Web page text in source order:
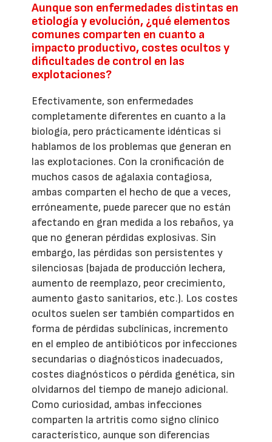
Aunque son enfermedades distintas en
etiología y evolución, ¿qué elementos
comunes comparten en cuanto a
impacto productivo, costes ocultos y
dificultades de control en las
explotaciones?
Efectivamente, son enfermedades
completamente diferentes en cuanto a la
biología, pero prácticamente idénticas si
hablamos de los problemas que generan en
las explotaciones. Con la cronificación de
muchos casos de agalaxia contagiosa,
ambas comparten el hecho de que a veces,
erróneamente, puede parecer que no están
afectando en gran medida a los rebaños, ya
que no generan pérdidas explosivas. Sin
embargo, las pérdidas son persistentes y
silenciosas (bajada de producción lechera,
aumento de reemplazo, peor crecimiento,
aumento gasto sanitarios, etc.). Los costes
ocultos suelen ser también compartidos en
forma de pérdidas subclínicas, incremento
en el empleo de antibióticos por infecciones
secundarias o diagnósticos inadecuados,
costes diagnósticos o pérdida genética, sin
olvidarnos del tiempo de manejo adicional.
Como curiosidad, ambas infecciones
comparten la artritis como signo clínico
característico, aunque son diferencias